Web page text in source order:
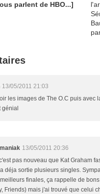
parlent de HBO...]
13/05/2011 21:03
les images de The O.C puis avec
génial
13/05/2011 20:36
pas nouveau que Kat Graham
déja sortie plusieurs singles.
finales, ça rappelle de
Friends) mais j'ai trouvé que celui